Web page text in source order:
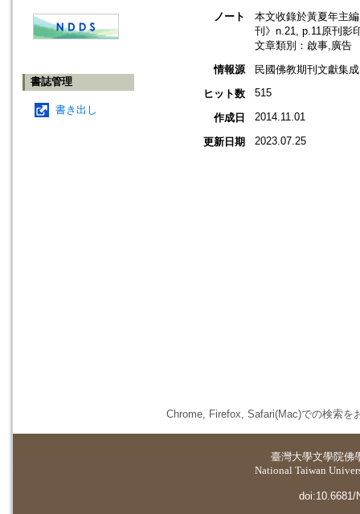
書誌管理
書き出し
ノート
本文收錄於黃夏年主
刊》n.21, p.11原刊影
文章類別：啟事,廣告
情報源
民國佛教期刊文獻集
ヒット数
515
作成日 2014.11.01
更新日期 2023.07.25
Chrome, Firefox, Safari(Mac)での検索を
臺灣大學文學院佛
National Taiwan
doi:10.6681/